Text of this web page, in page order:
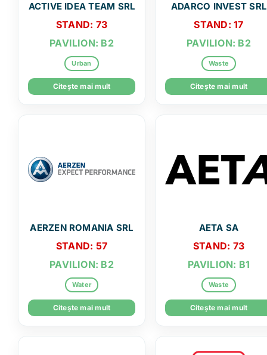
ACTIVE IDEA TEAM SRL
STAND: 73
PAVILION: B2
Urban
Citește mai mult
ADARCO INVEST SRL
STAND: 17
PAVILION: B2
Waste
Citește mai mult
AERZEN ROMANIA SRL
STAND: 57
PAVILION: B2
Water
Citește mai mult
AETA SA
STAND: 73
PAVILION: B1
Waste
Citește mai mult